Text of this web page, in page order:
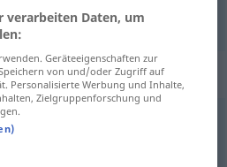
"übergeben"
verarbeiten Daten, um
Geräteeigenschaften zur
von und/oder Zugriff auf
Personalisierte Werbung und Inhalte,
Zielgruppenforschung und